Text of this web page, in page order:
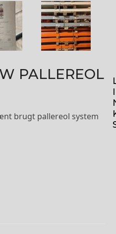
PALLEREOL
brugt pallereol system
I